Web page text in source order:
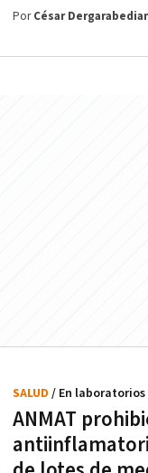
PorCésar
ANMAT
SALUD / En laboratorios